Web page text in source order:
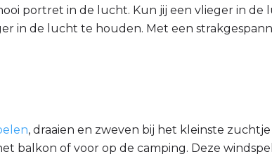
portret in de lucht. Kun jij een vlieger in de
in de lucht te houden. Met een
, draaien en zweven bij het kleinste
balkon of voor op de camping. Deze